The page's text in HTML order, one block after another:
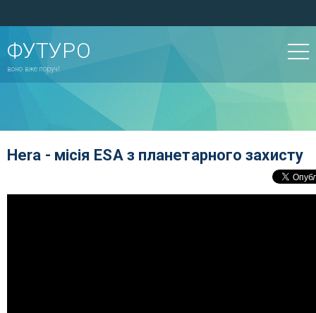
ФУТУРО
воно вже поруч!
Hera - місія ESA з планетарного захисту